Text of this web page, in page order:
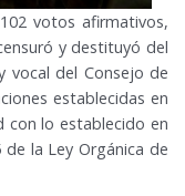
votos afirmativos,
y destituyó del
vocal del Consejo de
establecidas en
con lo establecido en
la Ley Orgánica de